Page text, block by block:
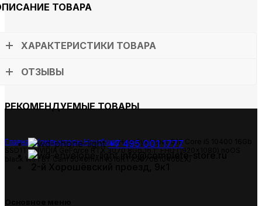
ТОВАРА
ХАРАКТЕРИСТИКИ ТОВАРА
ОТЗЫВЫ
РЕКОМЕНДУЕМЫЕ ТОВАРЫ
ГлавнаяКомпьютеры НоутбукиНоутбук Hiper G16 Core i5 10400 16Gb
SSD1Tb NVIDIA GeForce RTX 3070 8Gb 16.1″ FHD (1920×1080) noOS
black WiFi BT Cam 5040mAh (G16RTX3070B10400LX)
+7 495 001 1777